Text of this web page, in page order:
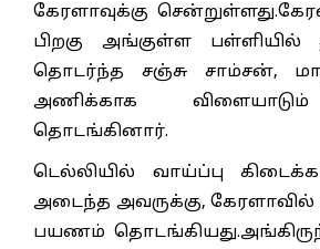
கேரளாவுக்கு
பிறகு அங்குள்ள பள்ளியில்
தொடர்ந்த சஞ்சு சாம்சன்,
அணிக்காக
தொடங்கினார்.
டெல்லியில் வாய்ப்பு
அடைந்த அவருக்கு, கேரளாவில்
பயணம்